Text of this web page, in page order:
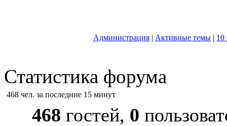
Администрация | Активные темы | 10
Статистика форума
468 чел. за последние 15 минут
468 гостей, 0